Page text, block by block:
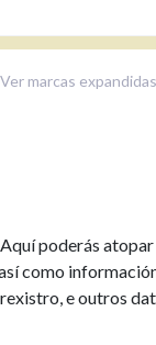
Ver marcas expandidas
poderás
como
e outros